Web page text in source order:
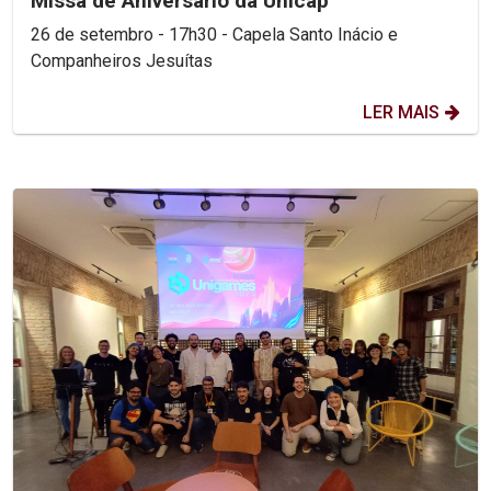
26 de setembro - 17h30 - Capela Santo Inácio e
Companheiros Jesuítas
LER MAIS